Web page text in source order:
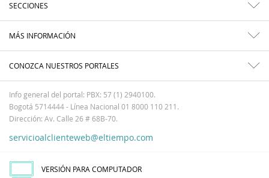
SECCIONES
MÁS INFORMACIÓN
CONOZCA NUESTROS PORTALES
Info general del portal: PBX: 57 (1) 2940100.
Bogotá 5714444 - Línea Nacional 01 8000 110 211.
Dirección: Av. Calle 26 # 68B-70.
servicioalclienteweb@eltiempo.com
VERSIÓN PARA COMPUTADOR